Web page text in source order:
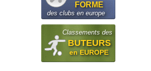
FORME
des clubs en europe
Classements des
BUTEURS
en EUROPE